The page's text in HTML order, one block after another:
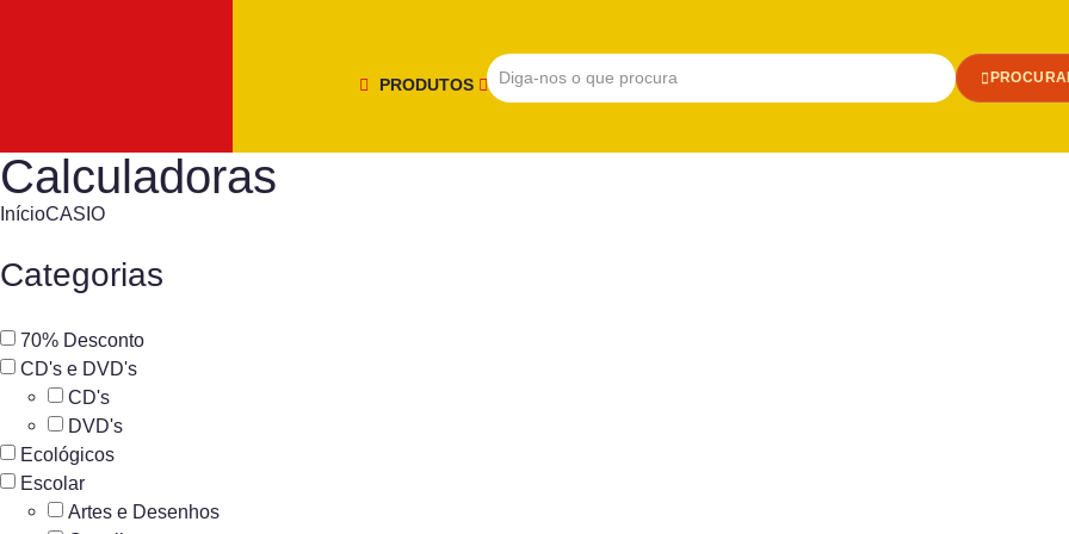
PRODUTOS
Calculadoras
InícioCASIO
Categorias
70% Desconto
CD's e DVD's
CD's
DVD's
Ecológicos
Escolar
Artes e Desenhos